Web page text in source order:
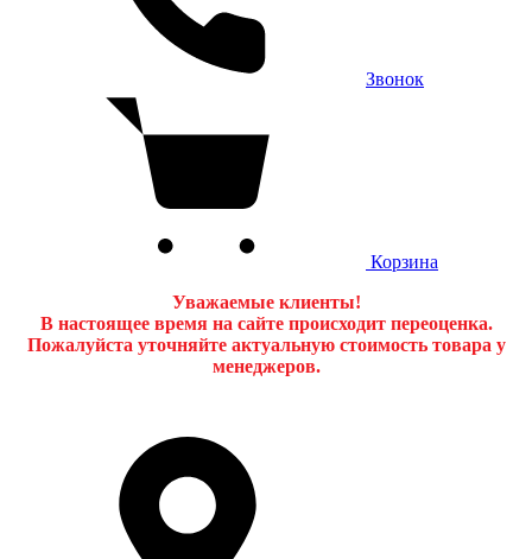
Звонок
Корзина
Уважаемые клиенты!
В настоящее время на сайте происходит переоценка.
Пожалуйста уточняйте актуальную стоимость товара у
менеджеров.